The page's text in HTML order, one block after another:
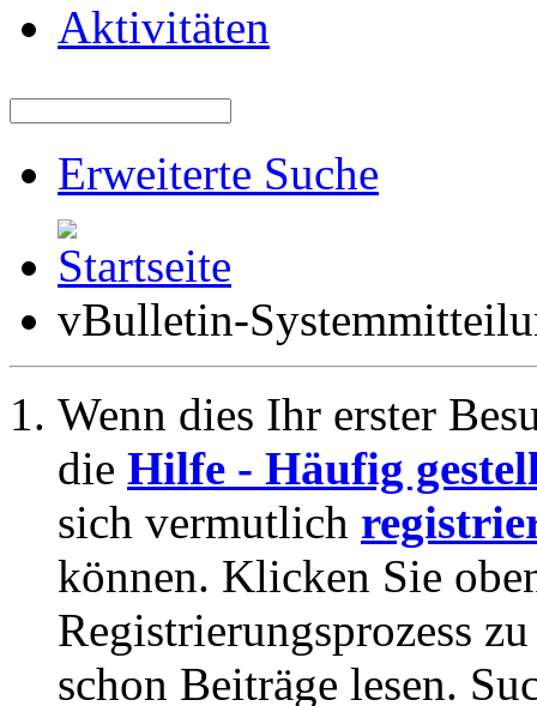
Aktivitäten
Erweiterte Suche
vBulletin-
Wenn dies Ihr erster
die Hilfe - Häufig
sich vermutlich
können. Klicken Sie
Registrierungsprozess
schon Beiträge lesen.